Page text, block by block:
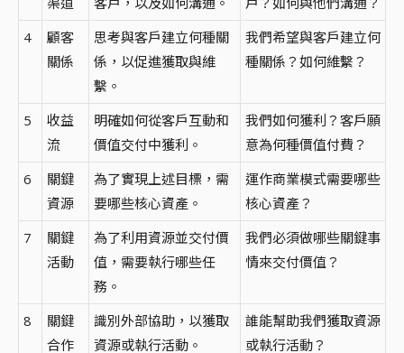
4
顧客
關係
思考與客戶建立何種關
係，以促進獲取與維
繫。
我們希望與客戶建立何
種關係？如何維繫？
5
收益
流
明確如何從客戶互動和
價值交付中獲利。
我們如何獲利？客戶願
意為何種價值付費？
6
關鍵
資源
為了實現上述目標，需
要哪些核心資產。
運作商業模式需要哪些
核心資產？
7
關鍵
活動
為了利用資源並交付價
值，需要執行哪些任
務。
我們必須做哪些關鍵事
情來交付價值？
8
關鍵
合作
識別外部協助，以獲取
資源或執行活動。
誰能幫助我們獲取資源
或執行活動？